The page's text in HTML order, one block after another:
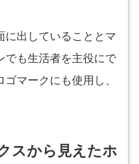
に出していることとマ
でも生活者を主役にで
マークにも使用し、
スから見えたホ